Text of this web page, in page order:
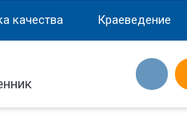
качества Краеведение